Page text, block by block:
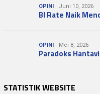
OPINI Juni 10, 2026
BI Rate Naik
OPINI Mei 8, 2026
Paradoks
STATISTIK WEBSITE